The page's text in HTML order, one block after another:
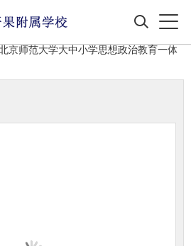
京师范大学大中小学思想政治教育一体